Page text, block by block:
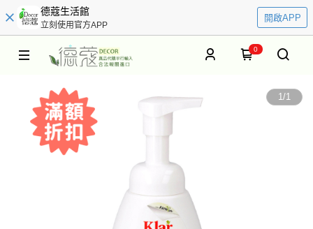
德蔻生活館
立刻使用官方APP
開啟APP
0
1/1